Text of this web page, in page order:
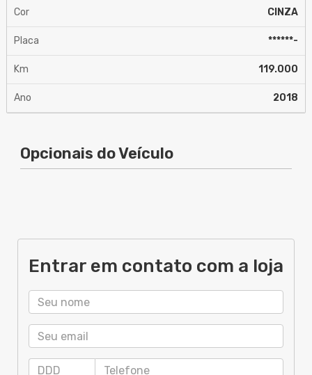
Cor CINZA
Placa ******-
Km 119.000
Ano 2018
Opcionais do Veículo
Entrar em contato com a loja